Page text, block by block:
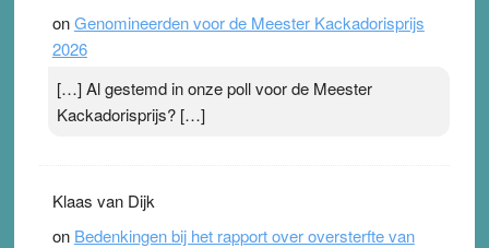
onGenomineerden voor de Meester Kackadorisprijs
2026
[…] Al gestemd in onze poll voor de Meester
Kackadorisprijs? […]
Klaas van Dijk
on Bedenkingen bij het rapport over oversterfte van